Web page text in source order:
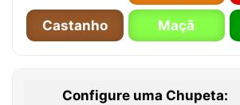
Castanho Maçã
Configure uma Chupeta: